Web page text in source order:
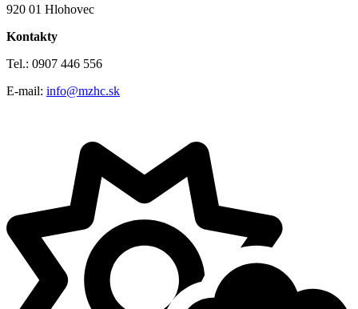
920 01 Hlohovec
Kontakty
Tel.: 0907 446 556
E-mail: info@mzhc.sk